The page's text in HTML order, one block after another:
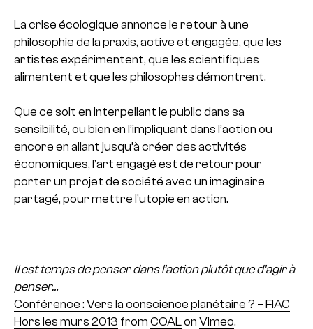
La crise écologique annonce le retour à une
philosophie de la praxis, active et engagée, que les
artistes expérimentent, que les scientifiques
alimentent et que les philosophes démontrent.
Que ce soit en interpellant le public dans sa
sensibilité, ou bien en l’impliquant dans l’action ou
encore en allant jusqu’à créer des activités
économiques, l’art engagé est de retour pour
porter un projet de société avec un imaginaire
partagé, pour mettre l’utopie en action.
Il est temps de penser dans l’action plutôt que d’agir à
penser…
Conférence : Vers la conscience planétaire ? – FIAC
Hors les murs 2013 from COALon Vimeo.